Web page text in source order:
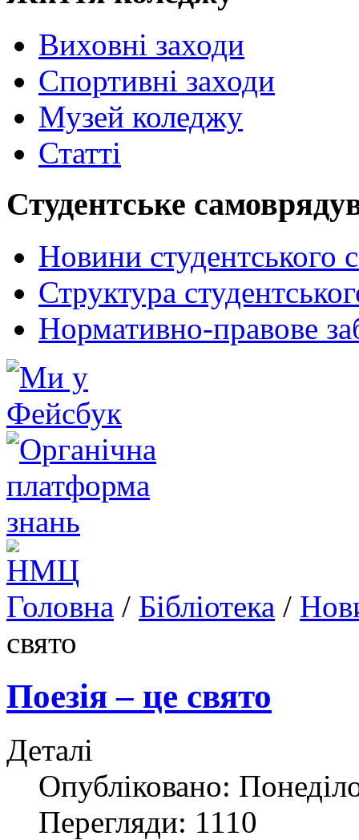
Виховні заходи
Спортивні заходи
Музей коледжу
Статті
Студентське
Новини студентського
Структура
Нормативно-правове
Головна / Бібліотека /
свято
Поезія – це свято
Деталі
Опубліковано:
Перегляди: 1110